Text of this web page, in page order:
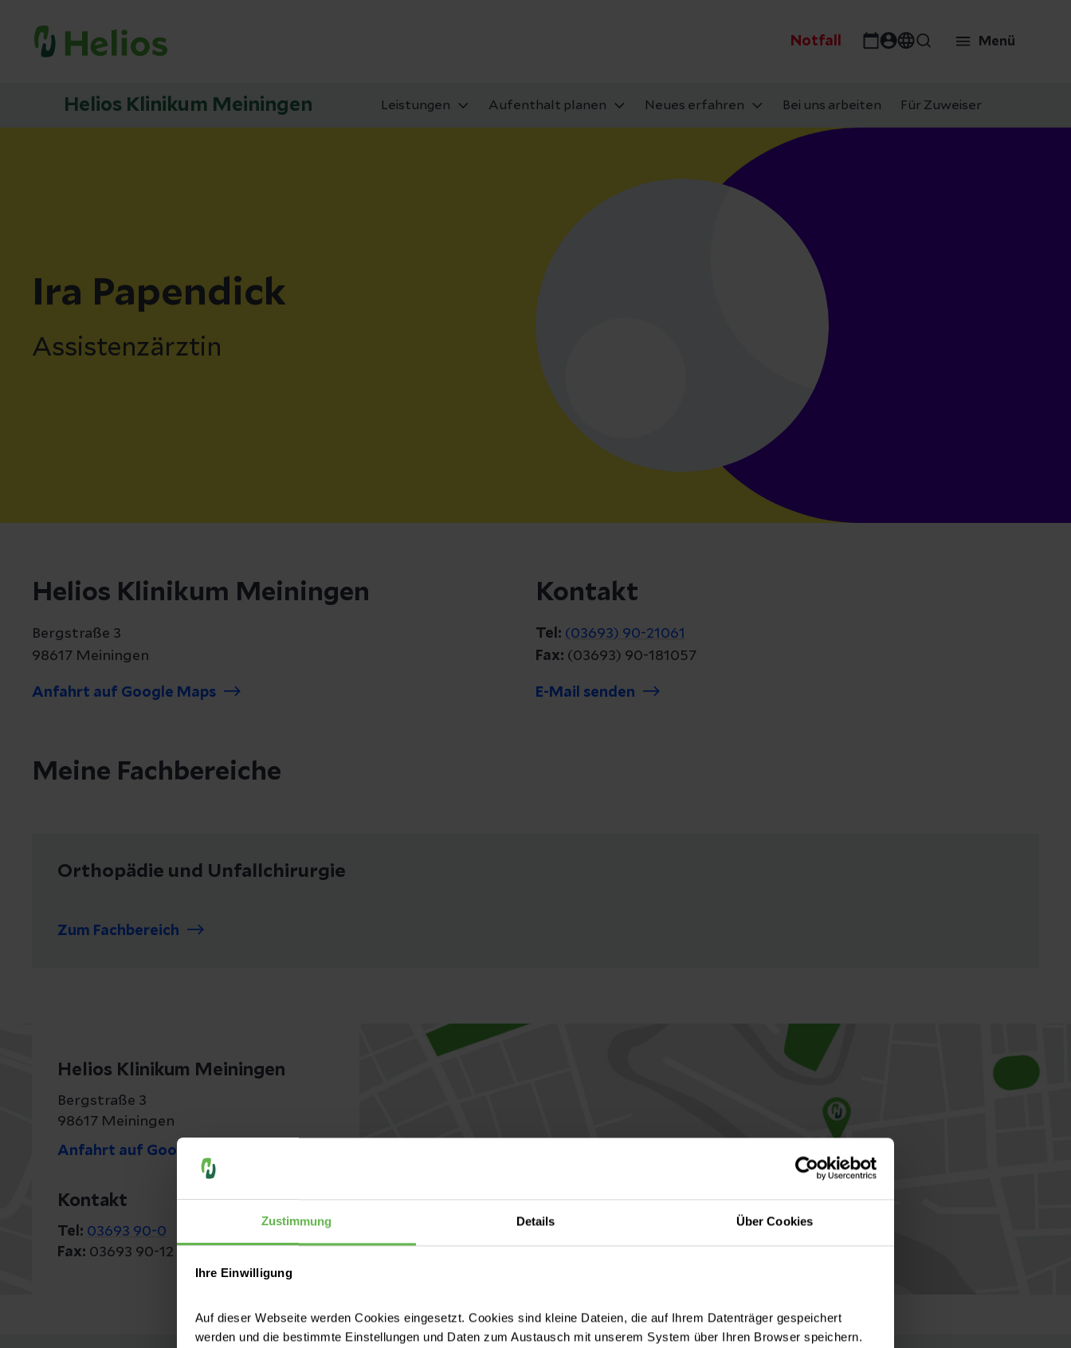
Zustimmung Details Über Cookies
Ihre Einwilligung
Auf dieser Webseite werden Cookies eingesetzt. Cookies sind kleine Dateien, die auf Ihrem Datenträger gespeichert
werden und die bestimmte Einstellungen und Daten zum Austausch mit unserem System über Ihren Browser speichern.
Notfall Menü
Helios Klinikum Meiningen Leistungen Aufenthalt planen Neues erfahren Bei uns arbeiten Für Zuweiser
Ira Papendick
Assistenzärztin
Helios Klinikum Meiningen
Bergstraße 3
98617 Meiningen
Anfahrt auf Google Maps
Kontakt
Tel: (03693) 90-21061
Fax: (03693) 90-181057
E-Mail senden
Meine Fachbereiche
Orthopädie und Unfallchirurgie
Zum Fachbereich
Helios Klinikum Meiningen
Bergstraße 3
98617 Meiningen
Anfahrt auf Google Maps
Kontakt
Tel: 03693 90-0
Fax: 03693 90-12 34